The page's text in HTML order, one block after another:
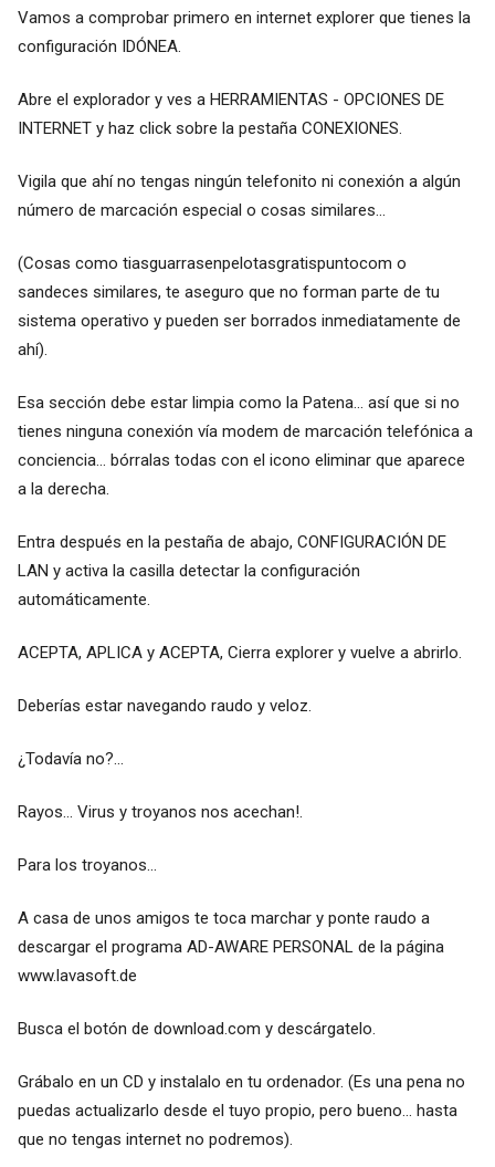
Vamos a comprobar primero en internet explorer que tienes la
configuración IDÓNEA.
Abre el explorador y ves a HERRAMIENTAS - OPCIONES DE
INTERNET y haz click sobre la pestaña CONEXIONES.
Vigila que ahí no tengas ningún telefonito ni conexión a algún
número de marcación especial o cosas similares...
(Cosas como tiasguarrasenpelotasgratispuntocom o
sandeces similares, te aseguro que no forman parte de tu
sistema operativo y pueden ser borrados inmediatamente de
ahí).
Esa sección debe estar limpia como la Patena... así que si no
tienes ninguna conexión vía modem de marcación telefónica a
conciencia... bórralas todas con el icono eliminar que aparece
a la derecha.
Entra después en la pestaña de abajo, CONFIGURACIÓN DE
LAN y activa la casilla detectar la configuración
automáticamente.
ACEPTA, APLICA y ACEPTA, Cierra explorer y vuelve a abrirlo.
Deberías estar navegando raudo y veloz.
¿Todavía no?...
Rayos... Virus y troyanos nos acechan!.
Para los troyanos...
A casa de unos amigos te toca marchar y ponte raudo a
descargar el programa AD-AWARE PERSONAL de la página
www.lavasoft.de
Busca el botón de download.com y descárgatelo.
Grábalo en un CD y instalalo en tu ordenador. (Es una pena no
puedas actualizarlo desde el tuyo propio, pero bueno... hasta
que no tengas internet no podremos).